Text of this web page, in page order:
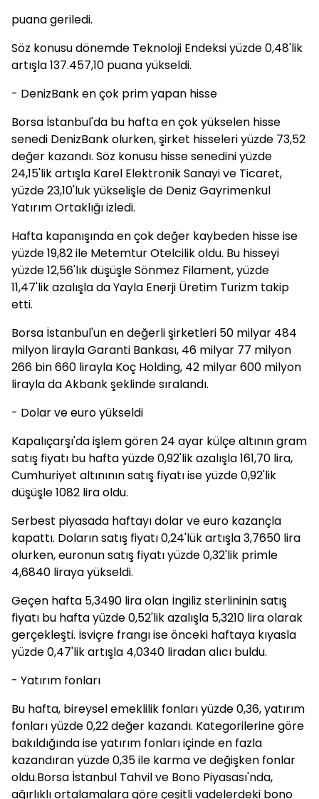
puana geriledi.
Söz konusu dönemde Teknoloji Endeksi yüzde 0,48'lik
artışla 137.457,10 puana yükseldi.
- DenizBank en çok prim yapan hisse
Borsa İstanbul'da bu hafta en çok yükselen hisse
senedi DenizBank olurken, şirket hisseleri yüzde 73,52
değer kazandı. Söz konusu hisse senedini yüzde
24,15'lik artışla Karel Elektronik Sanayi ve Ticaret,
yüzde 23,10'luk yükselişle de Deniz Gayrimenkul
Yatırım Ortaklığı izledi.
Hafta kapanışında en çok değer kaybeden hisse ise
yüzde 19,82 ile Metemtur Otelcilik oldu. Bu hisseyi
yüzde 12,56'lık düşüşle Sönmez Filament, yüzde
11,47'lik azalışla da Yayla Enerji Üretim Turizm takip
etti.
Borsa İstanbul'un en değerli şirketleri 50 milyar 484
milyon lirayla Garanti Bankası, 46 milyar 77 milyon
266 bin 660 lirayla Koç Holding, 42 milyar 600 milyon
lirayla da Akbank şeklinde sıralandı.
- Dolar ve euro yükseldi
Kapalıçarşı'da işlem gören 24 ayar külçe altının gram
satış fiyatı bu hafta yüzde 0,92'lik azalışla 161,70 lira,
Cumhuriyet altınının satış fiyatı ise yüzde 0,92'lik
düşüşle 1082 lira oldu.
Serbest piyasada haftayı dolar ve euro kazançla
kapattı. Doların satış fiyatı 0,24'lük artışla 3,7650 lira
olurken, euronun satış fiyatı yüzde 0,32'lik primle
4,6840 liraya yükseldi.
Geçen hafta 5,3490 lira olan İngiliz sterlininin satış
fiyatı bu hafta yüzde 0,52'lik azalışla 5,3210 lira olarak
gerçekleşti. İsviçre frangı ise önceki haftaya kıyasla
yüzde 0,47'lik artışla 4,0340 liradan alıcı buldu.
- Yatırım fonları
Bu hafta, bireysel emeklilik fonları yüzde 0,36, yatırım
fonları yüzde 0,22 değer kazandı. Kategorilerine göre
bakıldığında ise yatırım fonları içinde en fazla
kazandıran yüzde 0,35 ile karma ve değişken fonlar
oldu.Borsa İstanbul Tahvil ve Bono Piyasası'nda,
ağırlıklı ortalamalara göre çeşitli vadelerdeki bono